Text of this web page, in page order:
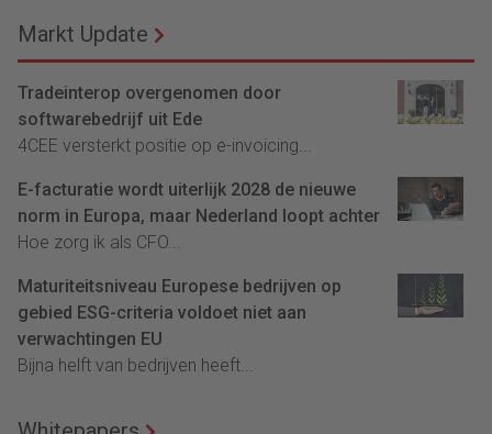
Markt Update
Tradeinterop overgenomen door
softwarebedrijf uit Ede
4CEE versterkt positie op e-invoicing...
E-facturatie wordt uiterlijk 2028 de nieuwe
norm in Europa, maar Nederland loopt achter
Hoe zorg ik als CFO...
Maturiteitsniveau Europese bedrijven op
gebied ESG-criteria voldoet niet aan
verwachtingen EU
Bijna helft van bedrijven heeft...